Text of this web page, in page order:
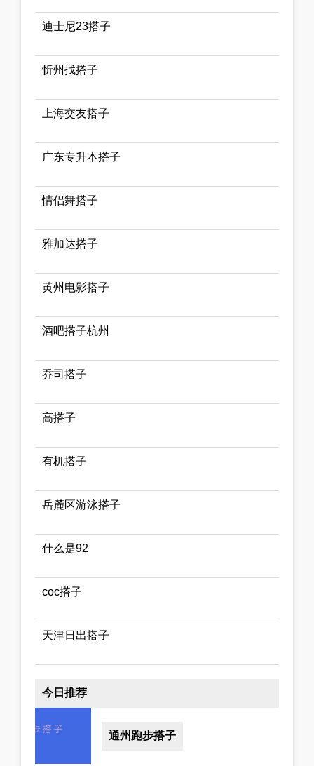
迪士尼23搭子
忻州找搭子
上海交友搭子
广东专升本搭子
情侣舞搭子
雅加达搭子
黄州电影搭子
酒吧搭子杭州
乔司搭子
高搭子
有机搭子
岳麓区游泳搭子
什么是92
coc搭子
天津日出搭子
今日推荐
通州跑步搭子